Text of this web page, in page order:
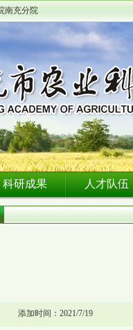
南充分院
科研成果 人才队伍
添加时间：2021/7/19